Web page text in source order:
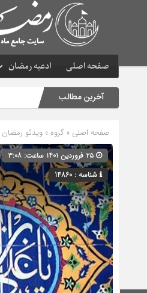
صفحه اصلی ادعیه رمضان
آخرین مطالب
صفحه اصلی » گروه » ویدئو رمضان
شناسه : 14860